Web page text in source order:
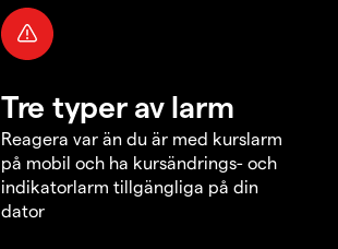
Tre typer av larm
Reagera var än du är med kurslarm
på mobil och ha kursändrings- och
indikatorlarm tillgängliga på din
dator